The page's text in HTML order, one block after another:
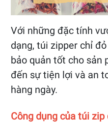
Với những đặc tính
dạng, túi zipper chỉ
bảo quản tốt cho sản
đến sự tiện lợi và an
hàng ngày.
Công dụng của túi zip